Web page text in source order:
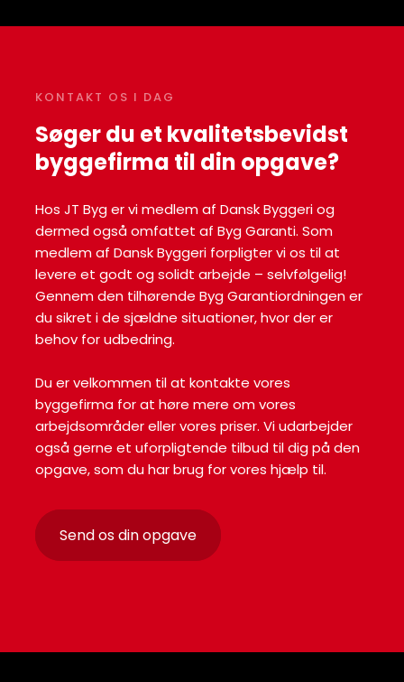
KONTAKT OS I DAG
Søger du et kvalitetsbevidst
byggefirma til din opgave?
​Hos JT Byg er vi medlem af Dansk Byggeri og
dermed også omfattet af Byg Garanti. Som
medlem af Dansk Byggeri forpligter vi os til at
levere et godt og solidt arbejde – selvfølgelig!
Gennem den tilhørende Byg Garantiordningen er
du sikret i de sjældne situationer, hvor der er
behov for udbedring.
Du er velkommen til at kontakte vores
byggefirma for at høre mere om vores
arbejdsområder eller vores priser. Vi udarbejder
også gerne et uforpligtende tilbud til dig på den
opgave, som du har brug for vores hjælp til.
​Send os din opgave